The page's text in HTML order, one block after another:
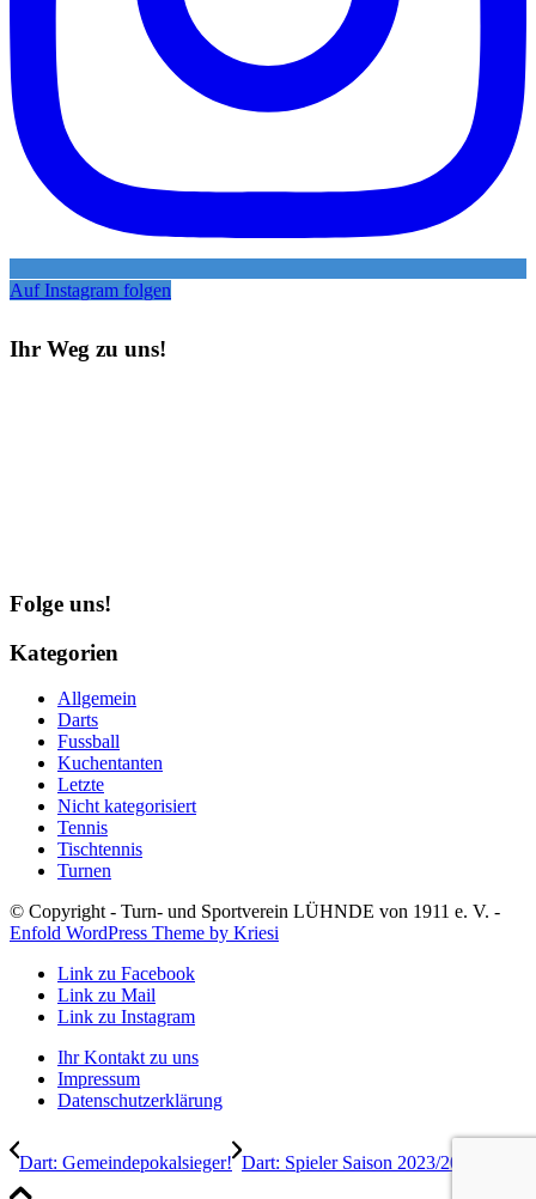
Auf Instagram folgen
Ihr Weg zu uns!
Folge uns!
Kategorien
Allgemein
Darts
Fussball
Kuchentanten
Letzte
Nicht kategorisiert
Tennis
Tischtennis
Turnen
© Copyright - Turn- und Sportverein LÜHNDE von 1911 e. V. -
Enfold WordPress Theme by Kriesi
Link zu Facebook
Link zu Mail
Link zu Instagram
Ihr Kontakt zu uns
Impressum
Datenschutzerklärung
Dart: Gemeindepokalsieger! Dart: Spieler Saison 2023/2024